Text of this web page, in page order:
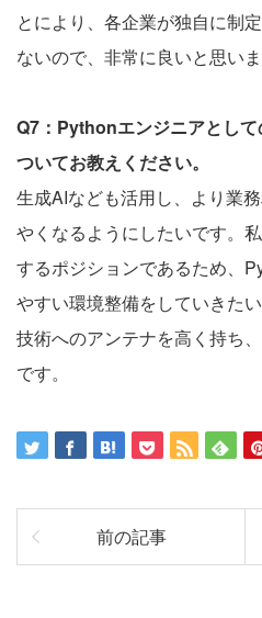
とにより、各企業が独自に制
ないので、非常に良いと思いま
Q7：Pythonエンジニアとし
ついてお教えください。
生成AIなども活用し、より業
やくなるようにしたいです。
するポジションであるため、
やすい環境整備をしていきた
技術へのアンテナを高く持ち
です。
前の記事